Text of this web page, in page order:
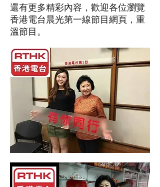
還有更多精彩內容，歡迎各位瀏覽
香港電台晨光第一線節目網頁，重
溫節目。